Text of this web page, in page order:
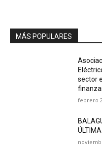
MÁS POPULARES
sector
febrero